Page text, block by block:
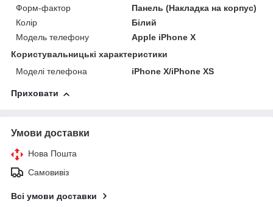
Форм-фактор
Панель (Накладка на корпус)
Колір
Білий
Модель телефону
Apple iPhone X
Користувальницькі характеристики
Моделі телефона
iPhone X/iPhone XS
Приховати
Умови доставки
Нова Пошта
Самовивіз
Всі умови доставки